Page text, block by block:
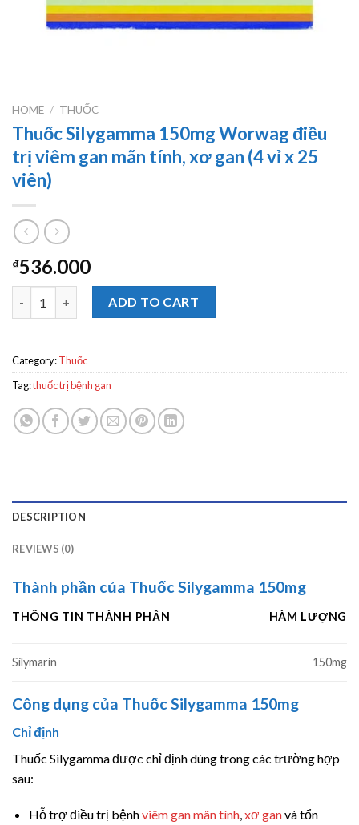
HOME / THUỐC
Thuốc Silygamma 150mg Worwag điều
trị viêm gan mãn tính, xơ gan (4 vỉ x 25
viên)
₫536.000
Thuốc Silygamma 150mg Worwag điều trị viêm gan mãn tính,
ADD TO CART
Category:Thuốc
Tag:thuốc trị bệnh gan
DESCRIPTION
REVIEWS (0)
Thành phần của Thuốc Silygamma 150mg
THÔNG TIN THÀNH PHẦN HÀM LƯỢNG
Silymarin 150mg
Công dụng của Thuốc Silygamma 150mg
Chỉ định
Thuốc Silygamma được chỉ định dùng trong các trường hợp
sau:
Hỗ trợ điều trị bệnhviêm gan mãn tính,xơ ganvà tổn